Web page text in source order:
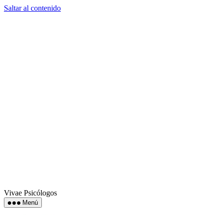
Saltar al contenido
Vivae Psicólogos
Menú